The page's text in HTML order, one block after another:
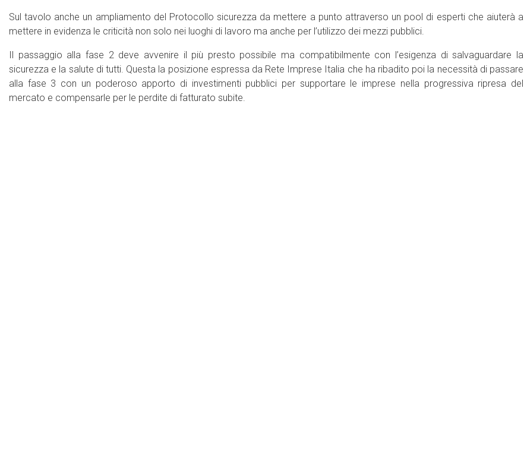
Sul tavolo anche un ampliamento del Protocollo sicurezza da mettere a punto attraverso un pool di esperti che aiuterà a
mettere in evidenza le criticità non solo nei luoghi di lavoro ma anche per l’utilizzo dei mezzi pubblici.
Il passaggio alla fase 2 deve avvenire il più presto possibile ma compatibilmente con l’esigenza di salvaguardare la
sicurezza e la salute di tutti. Questa la posizione espressa da Rete Imprese Italia che ha ribadito poi la necessità di passare
alla fase 3 con un poderoso apporto di investimenti pubblici per supportare le imprese nella progressiva ripresa del
mercato e compensarle per le perdite di fatturato subite.